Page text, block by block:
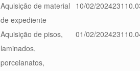
Aquisição de material
de expediente
10/02/2024
Aquisição de pisos,
laminados,
porcelanatos,
01/02/2024